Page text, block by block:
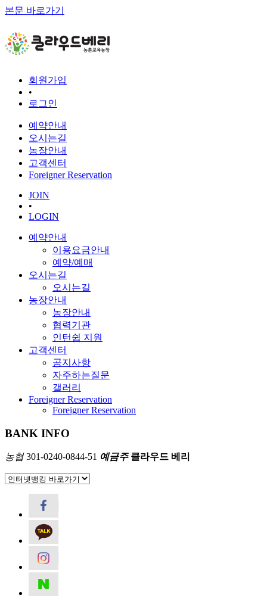
본문 바로가기
회원가입
•
로그인
예약안내
오시는길
농장안내
고객센터
Foreigner Reservation
JOIN
•
LOGIN
예약안내
이용요금안내
예약/예매
오시는길
오시는길
농장안내
농장안내
협력기관
인턴쉽 지원
고객센터
공지사항
자주하는질문
갤러리
Foreigner Reservation
Foreigner Reservation
BANK INFO
농협301-0240-0844-51 예금주클라우드 베리